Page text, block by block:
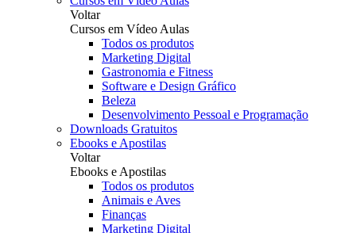
Voltar
Cursos em Vídeo Aulas
Todos os produtos
Marketing Digital
Gastronomia e Fitness
Software e Design Gráfico
Beleza
Desenvolvimento Pessoal e Programação
Downloads Gratuitos
Ebooks e Apostilas
Voltar
Ebooks e Apostilas
Todos os produtos
Animais e Aves
Finanças
Marketing Digital